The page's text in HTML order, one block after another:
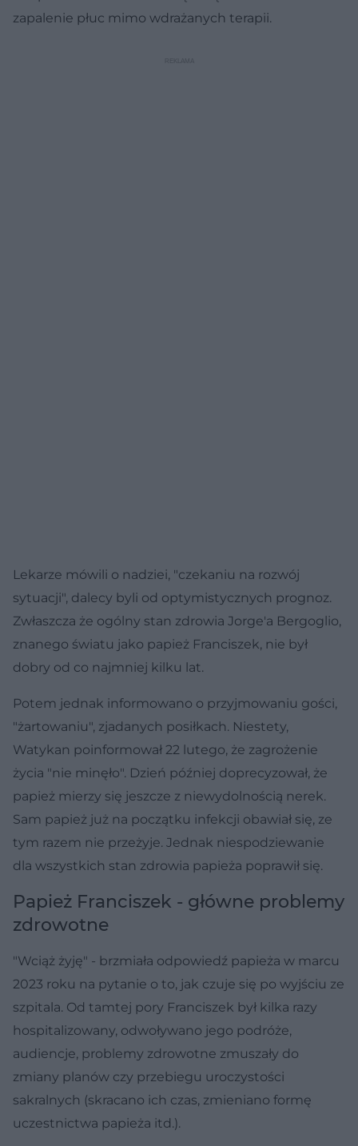
zapalenie płuc mimo wdrażanych terapii.
Lekarze mówili o nadziei, "czekaniu na rozwój
sytuacji", dalecy byli od optymistycznych prognoz.
Zwłaszcza że ogólny stan zdrowia Jorge'a Bergoglio,
znanego światu jako papież Franciszek, nie był
dobry od co najmniej kilku lat.
Potem jednak informowano o przyjmowaniu gości,
"żartowaniu", zjadanych posiłkach. Niestety,
Watykan poinformował 22 lutego, że zagrożenie
życia "nie minęło". Dzień później doprecyzował, że
papież mierzy się jeszcze z niewydolnością nerek.
Sam papież już na początku infekcji obawiał się, ze
tym razem nie przeżyje. Jednak niespodziewanie
dla wszystkich stan zdrowia papieża poprawił się.
Papież Franciszek - główne problemy
zdrowotne
"Wciąż żyję" - brzmiała odpowiedź papieża w marcu
2023 roku na pytanie o to, jak czuje się po wyjściu ze
szpitala. Od tamtej pory Franciszek był kilka razy
hospitalizowany, odwoływano jego podróże,
audiencje, problemy zdrowotne zmuszały do
zmiany planów czy przebiegu uroczystości
sakralnych (skracano ich czas, zmieniano formę
uczestnictwa papieża itd.).